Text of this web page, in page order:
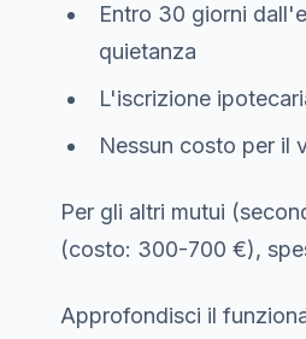
Entro 30 giorni
quietanza
L'iscrizione
Nessun costo per il
Per gli altri mutui
(costo: 300-700 €),
Approfondisci il